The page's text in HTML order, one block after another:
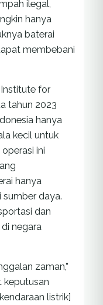
ilegal,
hanya
baterai
membebani
Institute for
tahun 2023
hanya
kecil untuk
ini
hanya
sumber daya.
dan
negara
zaman,”
keputusan
listrik]